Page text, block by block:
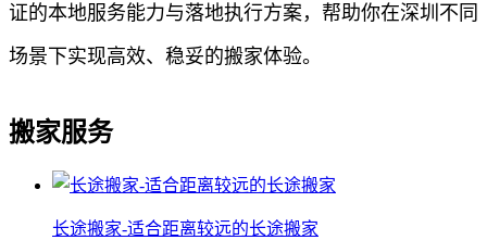
证的本地服务能力与落地执行方案，帮助你在深圳不同
场景下实现高效、稳妥的搬家体验。
搬家服务
长途搬家-适合距离较远的长途搬家